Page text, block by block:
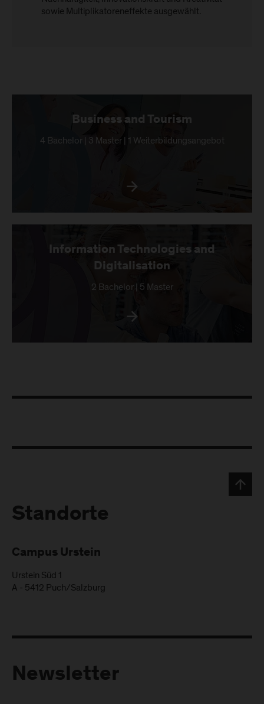
sowie Multiplikatoreneffekte ausgewählt.
Business and Tourism
4 Bachelor | 3 Master | 1 Weiterbildungsangebot
Information Technologies and
Digitalisation
2 Bachelor | 5 Master
Standorte
Campus Urstein
Urstein Süd 1
A - 5412 Puch/Salzburg
Newsletter